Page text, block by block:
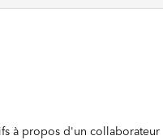
à propos d'un collaborateur